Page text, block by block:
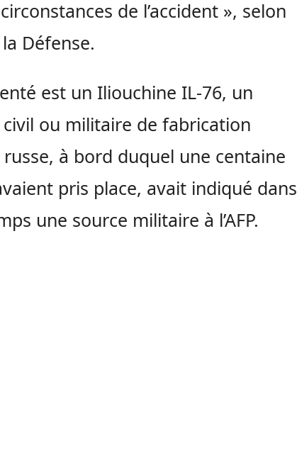
de l’accident », selon
Défense.
est un Iliouchine IL-76, un
ou militaire de fabrication
à bord duquel une centaine
pris place, avait indiqué dans
une source militaire à l’AFP.